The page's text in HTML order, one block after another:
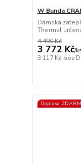
W Bunda
Dámská
Thermal
4 490 Kč
3 772 Kč/ks
3 117 Kč bez
Doprava